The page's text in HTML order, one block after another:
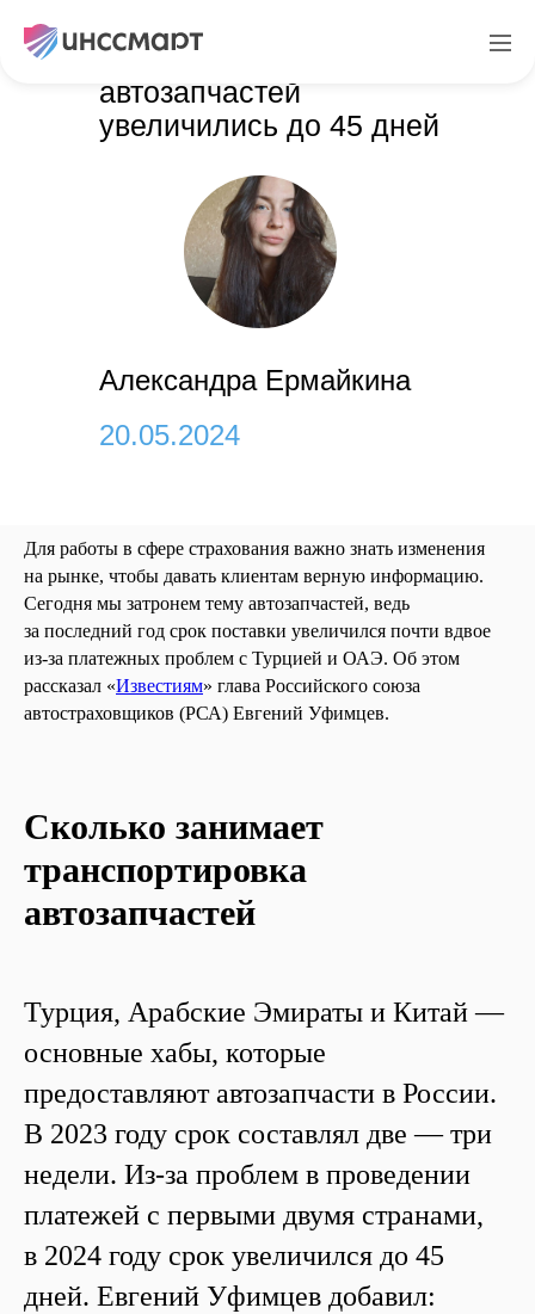
Сроки поставки
автозапчастей
увеличились до 45 дней
Александра Ермайкина
20.05.2024
Для работы в сфере страхования важно знать изменения
на рынке, чтобы давать клиентам верную информацию.
Сегодня мы затронем тему автозапчастей, ведь
за последний год срок поставки увеличился почти вдвое
из-за платежных проблем с Турцией и ОАЭ. Об этом
рассказал «Известиям» глава Российского союза
автостраховщиков (РСА) Евгений Уфимцев.
Сколько занимает
транспортировка
автозапчастей
Турция, Арабские Эмираты и Китай —
основные хабы, которые
предоставляют автозапчасти в России.
В 2023 году срок составлял две — три
недели. Из-за проблем в проведении
платежей с первыми двумя странами,
в 2024 году срок увеличился до 45
дней. Евгений Уфимцев добавил: